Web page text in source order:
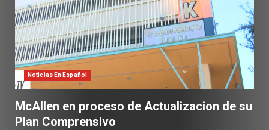
Noticias En Español
McAllen en proceso de Actualizacion de su
Plan Comprensivo